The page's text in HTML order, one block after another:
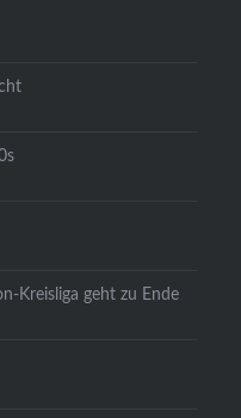
Kreisliga geht zu Ende